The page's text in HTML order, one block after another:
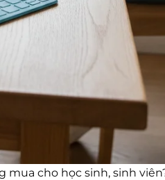
mua cho học sinh, sinh